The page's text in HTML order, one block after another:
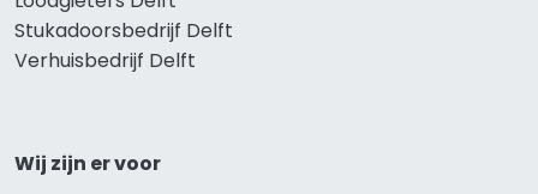
Stukadoorsbedrijf Delft
Verhuisbedrijf Delft
Wij zijn er voor